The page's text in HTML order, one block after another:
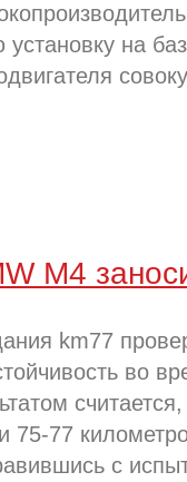
на
M4
km77
во
75-77
с